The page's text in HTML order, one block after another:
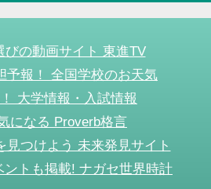
びの動画サイト 東進TV
予報！ 全国学校のお天気
大学情報・入試情報
になる Proverb格言
見つけよう 未来発見サイト
ントも掲載! ナガセ世界時計